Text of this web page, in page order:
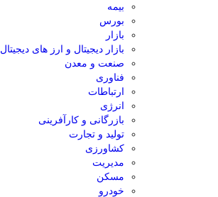
بیمه
بورس
بازار
بازار دیجیتال و ارز های دیجیتال
صنعت و معدن
فناوری
ارتباطات
انرژی
بازرگانی و کارآفرینی
تولید و تجارت
کشاورزی
مدیریت
مسکن
خودرو